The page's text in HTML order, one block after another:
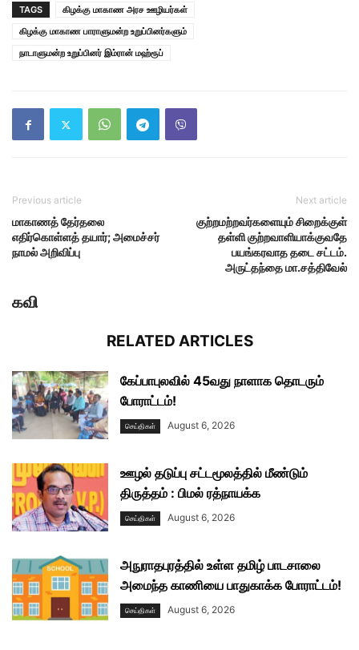
TAGS
கிழக்கு மாகாண அரச ஊழியர்கள்
கிழக்கு மாகாண பாராளுமன்ற உறுப்பினர்களும்
நாடாளுமன்ற உறுப்பினர் இம்ரான் மஹ்ரூப்
Previous article
மாகாணத் தேர்தலை
எதிர்கொள்ளத் தயார்; அமைச்சர்
நாமல் அறிவிப்பு
Next article
குற்றமற்றவர்களையும் சிறைக்குள்
தள்ளி குற்றவாளியாக்குவதே
பயங்கரவாத தடை சட்டம்.
அருட்தந்தை மா.சத்திவேல்
கவி
RELATED ARTICLES
கேப்பாபுலவில் 45வது நாளாக தொடரும்
போராட்டம்!
செய்திகள் August 6, 2026
ஊழல் தடுப்பு சட்டமூலத்தில் மீண்டும்
திருத்தம் : பிமல் ரத்நாயக்க
செய்திகள் August 6, 2026
அநுராதபுரத்தில் உள்ள தமிழ் பாடசாலை
அமைந்த காணியை பாதுகாக்க போராட்டம்!
செய்திகள் August 6, 2026